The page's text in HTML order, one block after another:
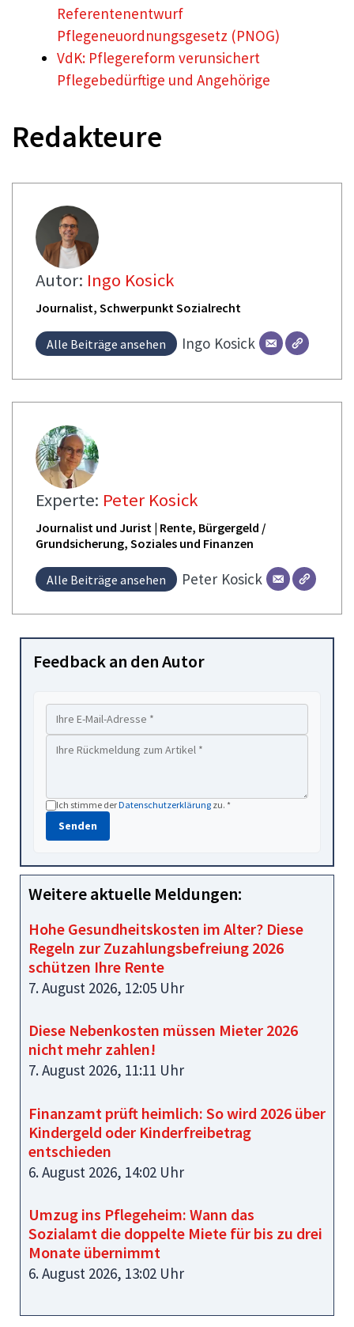
Referentenentwurf
Pflegeneuordnungsgesetz (PNOG)
VdK: Pflegereform verunsichert
Pflegebedürftige und Angehörige
Redakteure
Autor: Ingo Kosick
Journalist, Schwerpunkt Sozialrecht
Alle Beiträge ansehen Ingo Kosick
Experte: Peter Kosick
Journalist und Jurist | Rente, Bürgergeld /
Grundsicherung, Soziales und Finanzen
Alle Beiträge ansehen Peter Kosick
Feedback an den Autor
Ich stimme derDatenschutzerklärung zu. *
Senden
Weitere aktuelle Meldungen:
Hohe Gesundheitskosten im Alter? Diese
Regeln zur Zuzahlungsbefreiung 2026
schützen Ihre Rente
7. August 2026, 12:05 Uhr
Diese Nebenkosten müssen Mieter 2026
nicht mehr zahlen!
7. August 2026, 11:11 Uhr
Finanzamt prüft heimlich: So wird 2026 über
Kindergeld oder Kinderfreibetrag
entschieden
6. August 2026, 14:02 Uhr
Umzug ins Pflegeheim: Wann das
Sozialamt die doppelte Miete für bis zu drei
Monate übernimmt
6. August 2026, 13:02 Uhr